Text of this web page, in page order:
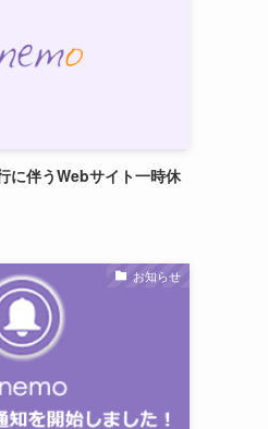
に伴うWebサイト一時休
お知らせ